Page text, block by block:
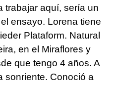
trabajar aquí, sería un
ensayo. Lorena tiene
Plataform. Natural
en el Miraflores y
que tengo 4 años. A
sonriente. Conoció a